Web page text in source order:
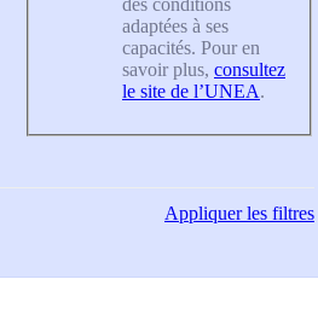
des conditions
adaptées à ses
capacités. Pour en
savoir plus, consultez
le site de l’UNEA.
Appliquerles filtres